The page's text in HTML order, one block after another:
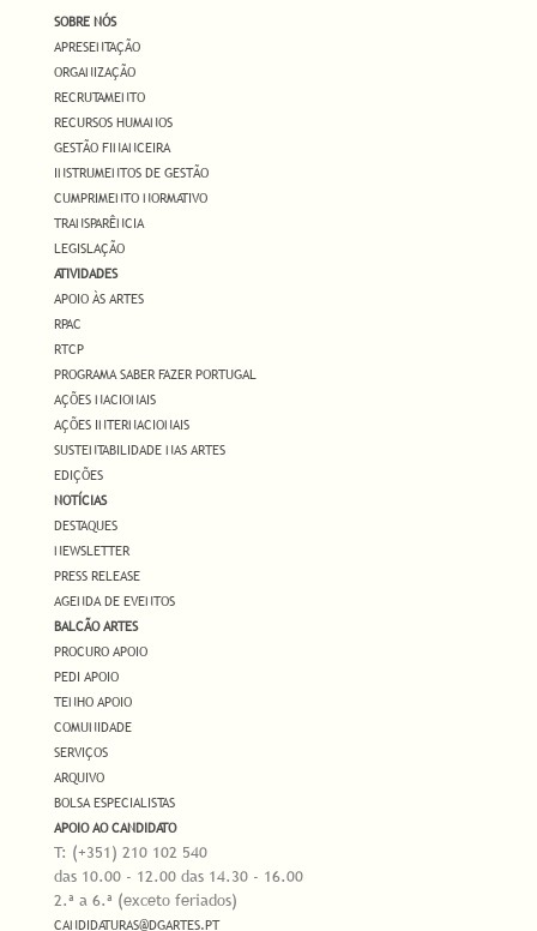
SOBRE NÓS
APRESENTAÇÃO
ORGANIZAÇÃO
RECRUTAMENTO
RECURSOS HUMANOS
GESTÃO FINANCEIRA
INSTRUMENTOS DE GESTÃO
CUMPRIMENTO NORMATIVO
TRANSPARÊNCIA
LEGISLAÇÃO
ATIVIDADES
APOIO ÀS ARTES
RPAC
RTCP
PROGRAMA SABER FAZER PORTUGAL
AÇÕES NACIONAIS
AÇÕES INTERNACIONAIS
SUSTENTABILIDADE NAS ARTES
EDIÇÕES
NOTÍCIAS
DESTAQUES
NEWSLETTER
PRESS RELEASE
AGENDA DE EVENTOS
BALCÃO ARTES
PROCURO APOIO
PEDI APOIO
TENHO APOIO
COMUNIDADE
SERVIÇOS
ARQUIVO
BOLSA ESPECIALISTAS
APOIO AO CANDIDATO
T: (+351) 210 102 540
das 10.00 - 12.00 das 14.30 - 16.00
2.ª a 6.ª (exceto feriados)
CANDIDATURAS@DGARTES.PT